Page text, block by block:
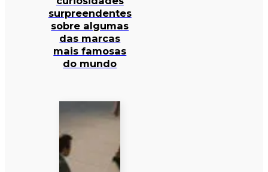
surpreendentes
sobre algumas
das marcas
mais famosas
do mundo